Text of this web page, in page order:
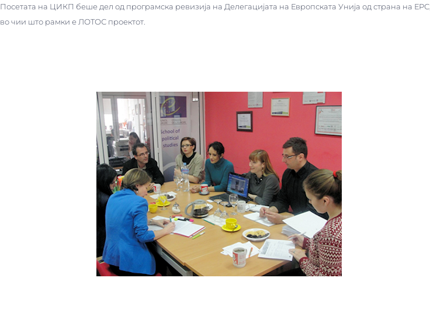
Посетата на ЦИКП беше дел од програмска ревизија на Делегацијата на Европската Унија од страна на ЕРС,
во чии што рамки е ЛОТОС проектот.